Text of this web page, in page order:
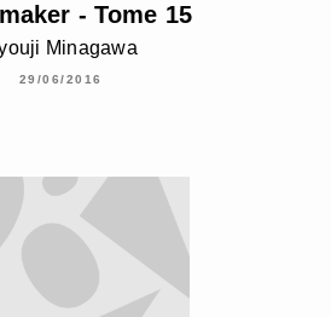
- Tome 15
Minagawa
29/06/2016